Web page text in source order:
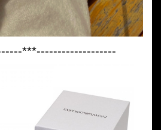
***-------------------